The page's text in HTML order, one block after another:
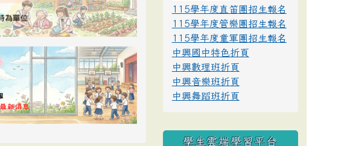
115學年度直笛團招生報名
115學年度管樂團招生報名
115學年度童軍團招生報名
中興國中特色折頁
中興數理班折頁
中興音樂班折頁
中興舞蹈班折頁
學生雲端學習平台